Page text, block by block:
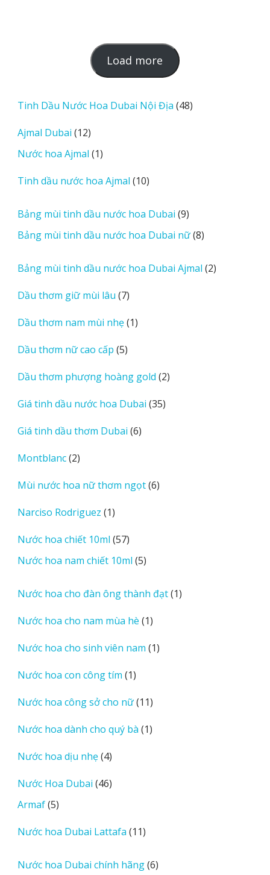
Load more
o
d
v
e
s
Tinh Dầu Nước Hoa Dubai Nội Địa 4848
Ajmal Dubai 1212
sản
phẩm
Nước hoa Ajmal 11
phẩm
Tinh dầu nước hoa Ajmal 1010
phẩm
Bảng mùi tinh dầu nước hoa Dubai 99
sản
phẩm
Bảng mùi tinh dầu nước hoa Dubai nữ 88
phẩm
Bảng mùi tinh dầu nước hoa Dubai Ajmal 22
Dầu thơm giữ mùi lâu 77
phẩm
Dầu thơm nam mùi nhẹ 11
Dầu thơm nữ cao cấp 55
phẩm
Dầu thơm phượng hoàng gold 22
Giá tinh dầu nước hoa Dubai 3535
Giá tinh dầu thơm Dubai 66
Montblanc 22
phẩm
Mùi nước hoa nữ thơm ngọt 66
Narciso Rodriguez 11
phẩm
Nước hoa chiết 10ml 5757
sản
phẩm
Nước hoa nam chiết 10ml 55
phẩm
Nước hoa cho đàn ông thành đạt 11
Nước hoa cho nam mùa hè 11
phẩm
Nước hoa cho sinh viên nam 11
Nước hoa con công tím 11
phẩm
Nước hoa công sở cho nữ 1111
phẩm
Nước hoa dành cho quý bà 11
Nước hoa dịu nhẹ 44
phẩm
Nước Hoa Dubai 4646
Armaf 55
phẩm
Nước hoa Dubai Lattafa 1111
phẩm
Nước hoa Dubai chính hãng 66